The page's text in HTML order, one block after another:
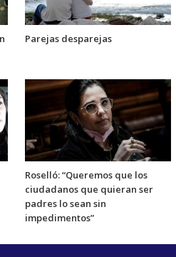
Parejas desparejas
Roselló: “Queremos que los
ciudadanos que quieran ser
padres lo sean sin
impedimentos”